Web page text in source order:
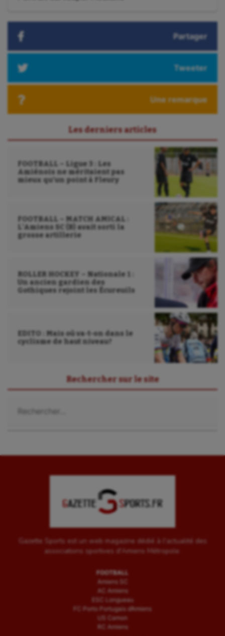
Partager
Tweeter
Une remarque
Les derniers articles
FOOTBALL – Ligue 3 : Les
Amiénois ne méritaient pas
mieux qu’un point à Fleury
FOOTBALL – MATCH AMICAL :
L’Amiens SC (B) avait sorti la
grosse artillerie
ROLLER HOCKEY – Nationale 1 :
Un ancien gardien des
Gothiques rejoint les Écureuils
EDITO : Mais où va-t-on dans le
cyclisme de haut niveau?
Rechercher sur le site
Gazette Sports est un web magazine dédié à l'actualité des
associations sportives d'Amiens Métropole.
FOOTBALL
Amiens SC
AC Amiens
ESC Longueau
FC Porto Portugais d’Amiens
US Camon
RC Amiens